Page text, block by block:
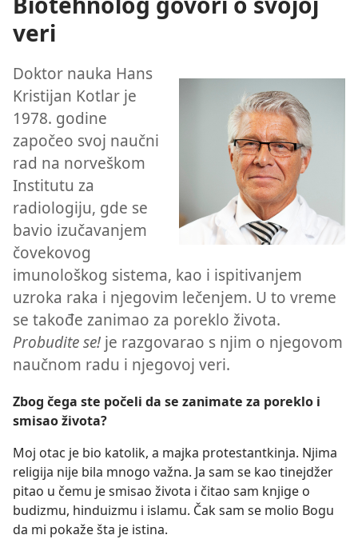
veri
Doktor nauka Hans
Kristijan Kotlar je
1978. godine
započeo svoj naučni
rad na norveškom
Institutu za
radiologiju, gde se
bavio izučavanjem
čovekovog
imunološkog sistema, kao i ispitivanjem
uzroka raka i njegovim lečenjem. U to vreme
se takođe zanimao za poreklo života.
Probudite se! je razgovarao s njim o njegovom
naučnom radu i njegovoj veri.
Zbog čega ste počeli da se zanimate za poreklo i
smisao života?
Moj otac je bio katolik, a majka protestantkinja. Njima
religija nije bila mnogo važna. Ja sam se kao tinejdžer
pitao u čemu je smisao života i čitao sam knjige o
budizmu, hinduizmu i islamu. Čak sam se molio Bogu
da mi pokaže šta je istina.